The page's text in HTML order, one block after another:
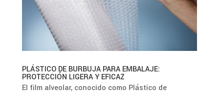
PLÁSTICO DE BURBUJA PARA EMBALAJE:
PROTECCIÓN LIGERA Y EFICAZ
El film alveolar, conocido como Plástico de